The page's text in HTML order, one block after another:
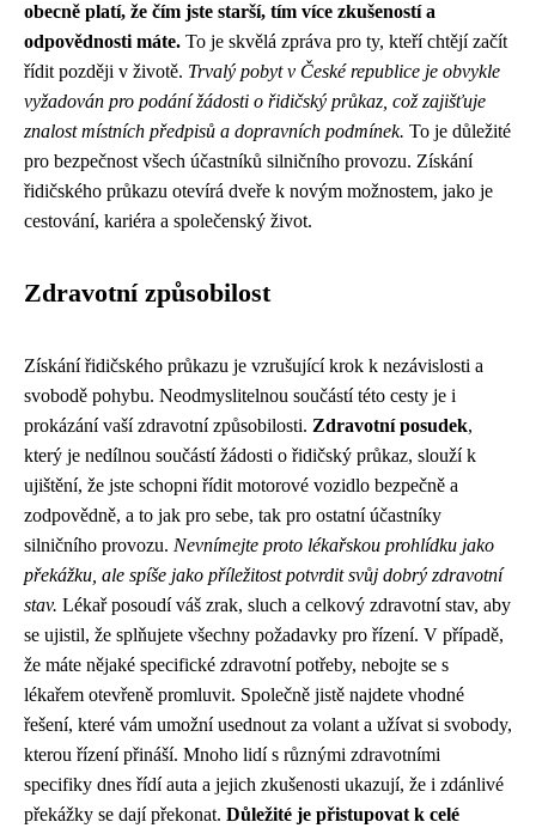
obecně platí, že čím jste starší, tím více zkušeností a
odpovědnosti máte. To je skvělá zpráva pro ty, kteří chtějí začít
řídit později v životě. Trvalý pobyt v České republice je obvykle
vyžadován pro podání žádosti o řidičský průkaz, což zajišťuje
znalost místních předpisů a dopravních podmínek. To je důležité
pro bezpečnost všech účastníků silničního provozu. Získání
řidičského průkazu otevírá dveře k novým možnostem, jako je
cestování, kariéra a společenský život.
Zdravotní způsobilost
Získání řidičského průkazu je vzrušující krok k nezávislosti a
svobodě pohybu. Neodmyslitelnou součástí této cesty je i
prokázání vaší zdravotní způsobilosti. Zdravotní posudek,
který je nedílnou součástí žádosti o řidičský průkaz, slouží k
ujištění, že jste schopni řídit motorové vozidlo bezpečně a
zodpovědně, a to jak pro sebe, tak pro ostatní účastníky
silničního provozu. Nevnímejte proto lékařskou prohlídku jako
překážku, ale spíše jako příležitost potvrdit svůj dobrý zdravotní
stav. Lékař posoudí váš zrak, sluch a celkový zdravotní stav, aby
se ujistil, že splňujete všechny požadavky pro řízení. V případě,
že máte nějaké specifické zdravotní potřeby, nebojte se s
lékařem otevřeně promluvit. Společně jistě najdete vhodné
řešení, které vám umožní usednout za volant a užívat si svobody,
kterou řízení přináší. Mnoho lidí s různými zdravotními
specifiky dnes řídí auta a jejich zkušenosti ukazují, že i zdánlivé
překážky se dají překonat. Důležité je přistupovat k celé